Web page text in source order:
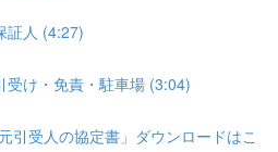
人 (4:27)
け・免責・駐車場 (3:04)
受人の協定書」ダウンロードはこ